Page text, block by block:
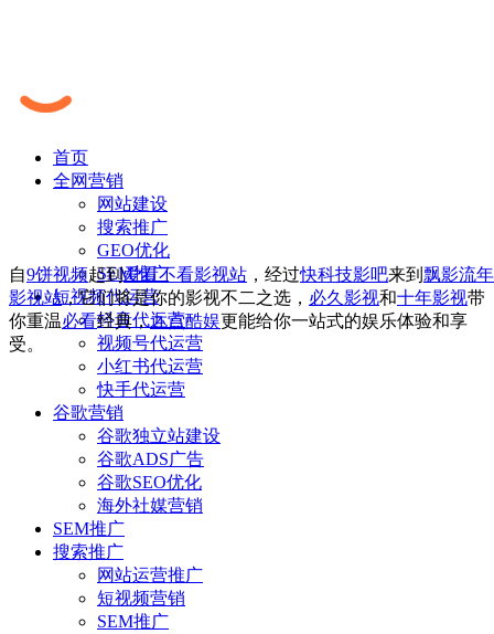
首页
全网营销
网站建设
搜索推广
GEO优化
SEM推广
短视频代运营
抖音代运营
视频号代运营
小红书代运营
快手代运营
谷歌营销
谷歌独立站建设
谷歌ADS广告
谷歌SEO优化
海外社媒营销
SEM推广
搜索推广
网站运营推广
短视频营销
SEM推广
自9饼视频起到爱看不看影视站 ，经过快科技影吧来到 飘影流年
影视站，它们将是你的影视不二之选， 必久影视和十年影视带
你重温必看经典，九点酷娱更能给你一站式的娱乐体验和享
受。